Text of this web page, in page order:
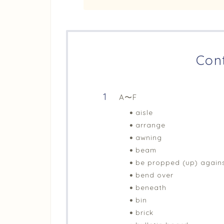
A〜F
aisle
arrange
awning
beam
be propped (up)
bend over
beneath
bin
brick